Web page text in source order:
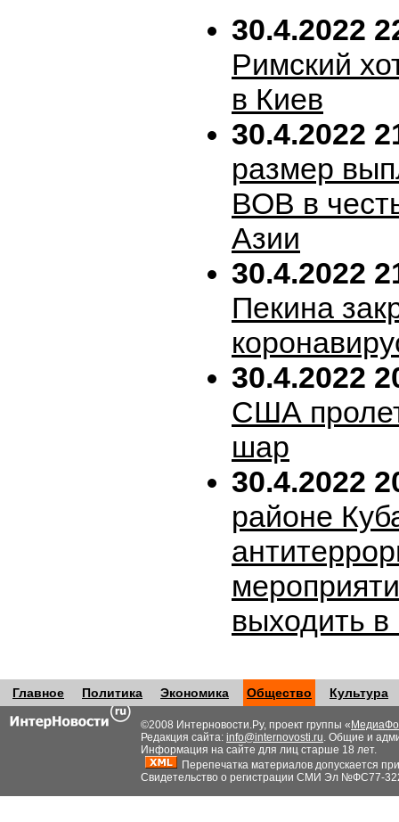
30.4.2022
Римский
в Киев
30.4.2022
размер
ВОВ в
Азии
30.4.2022
Пекина
30.4.2022
США
шар
30.4.2022
районе
выходить
Главное Политика Экономика Общество Культура
©2008 Интерновости.Ру, проект группы «
Редакция сайта: info@internovosti.ru. Общие и
Информация на сайте для лиц старше 18 лет.
Перепечатка материалов допускается
Свидетельство о регистрации СМИ Эл №ФС77-